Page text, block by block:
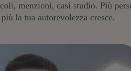
menzioni, casi studio. Più
la tua autorevolezza cresce.